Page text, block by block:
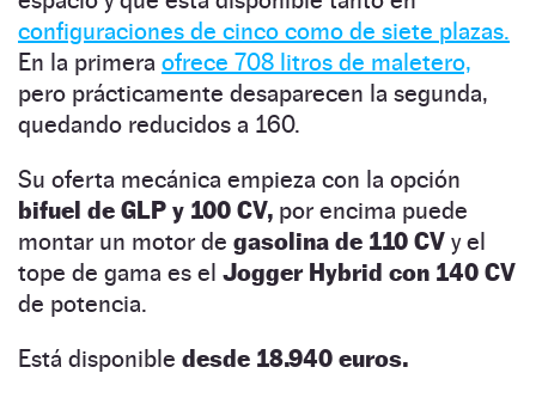
configuraciones de cinco como de siete plazas.
En la primera ofrece 708 litros de maletero,
pero prácticamente desaparecen la segunda,
quedando reducidos a 160.
Su oferta mecánica empieza con la opción
bifuel de GLP y 100 CV, por encima puede
montar un motor de gasolina de 110 CV y el
tope de gama es el Jogger Hybrid con 140 CV
de potencia.
Está disponible desde 18.940 euros.